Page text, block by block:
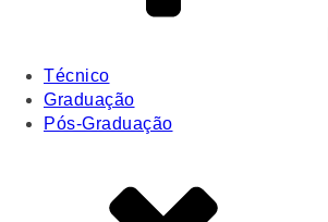
Técnico
Graduação
Pós-Graduação